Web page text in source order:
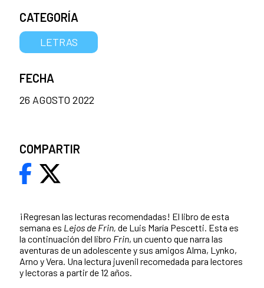
¡Regresan las lecturas recomendadas! El libro de esta
semana es Lejos de Frin, de Luis María Pescetti. Esta es
la continuación del libro Frin, un cuento que narra las
aventuras de un adolescente y sus amigos Alma, Lynko,
Arno y Vera. Una lectura juvenil recomedada para lectores
y lectoras a partir de 12 años.
CATEGORÍA
LETRAS
FECHA
26 AGOSTO 2022
COMPARTIR